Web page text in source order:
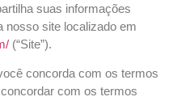
suas informações
nosso site localizado em
(“Site”).
concorda com os termos
com os termos